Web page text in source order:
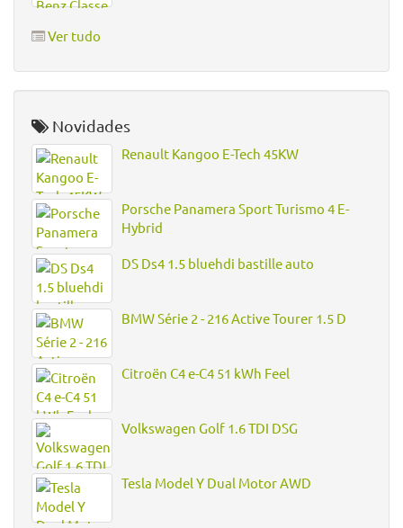
Ver tudo
Novidades
Renault Kangoo E-Tech 45KW
Porsche Panamera Sport Turismo 4 E-
Hybrid
DS Ds4 1.5 bluehdi bastille auto
BMW Série 2 - 216 Active Tourer 1.5 D
Citroën C4 e-C4 51 kWh Feel
Volkswagen Golf 1.6 TDI DSG
Tesla Model Y Dual Motor AWD